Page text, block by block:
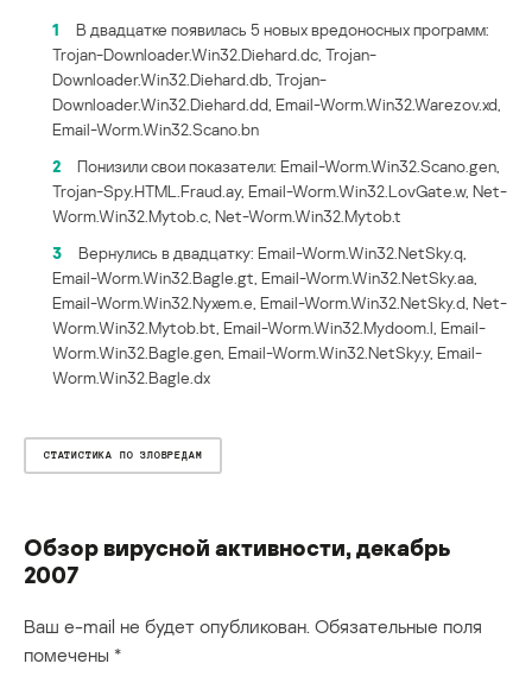
1
В двадцатке появилась 5 новых вредоносных программ:
Trojan-Downloader.Win32.Diehard.dc, Trojan-
Downloader.Win32.Diehard.db, Trojan-
Downloader.Win32.Diehard.dd, Email-Worm.Win32.Warezov.xd,
Email-Worm.Win32.Scano.bn
2
Понизили свои показатели: Email-Worm.Win32.Scano.gen,
Trojan-Spy.HTML.Fraud.ay, Email-Worm.Win32.LovGate.w, Net-
Worm.Win32.Mytob.c, Net-Worm.Win32.Mytob.t
3
Вернулись в двадцатку: Email-Worm.Win32.NetSky.q,
Email-Worm.Win32.Bagle.gt, Email-Worm.Win32.NetSky.aa,
Email-Worm.Win32.Nyxem.e, Email-Worm.Win32.NetSky.d, Net-
Worm.Win32.Mytob.bt, Email-Worm.Win32.Mydoom.l, Email-
Worm.Win32.Bagle.gen, Email-Worm.Win32.NetSky.y, Email-
Worm.Win32.Bagle.dx
СТАТИСТИКА ПО ЗЛОВРЕДАМ
Обзор вирусной активности, декабрь
2007
Ваш e-mail не будет опубликован. Обязательные поля
помечены *